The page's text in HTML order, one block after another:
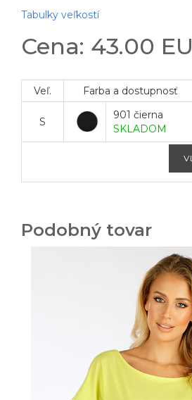
Tabulky veľkostí
Cena: 43.00
Veľ. Farba a dostupnosť
S
901 čierna
SKLADOM
Podobný tovar